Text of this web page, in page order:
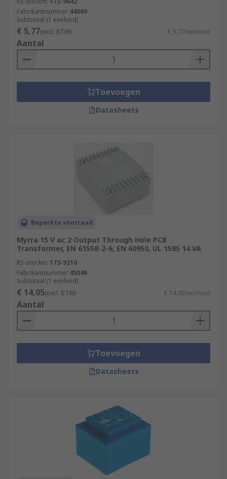
Fabrikantnummer 44060
Subtotaal (1 eenheid)
€ 5,77(excl. BTW) € 5,77/eenheid
Aantal
Toevoegen
Datasheets
Beperkte voorraad
Myrra 15 V ac 2 Output Through Hole PCB
Transformer, EN 61558-2-6, EN 60950, UL 1585 14 VA
RS-stocknr. 173-9210
Fabrikantnummer 45046
Subtotaal (1 eenheid)
€ 14,05(excl. BTW) € 14,05/eenheid
Aantal
Toevoegen
Datasheets